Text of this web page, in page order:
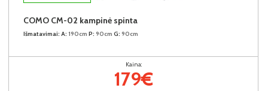
COMO CM-02 kampinė spinta
Išmatavimai: A: 190cm P: 90cm G: 90cm
Kaina:
179€